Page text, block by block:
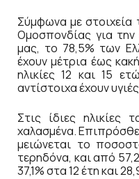
Σύμφωνα με στοιχεία
Ομοσπονδίας για την
μας, το 78,5% των
έχουν μέτρια έως
ηλικίες 12 και 15
αντίστοιχα έχουν
Στις ίδιες ηλικίες
χαλασμένα.
μειώνεται το
τερηδόνα, και από
37,1% στα 12 έτη και